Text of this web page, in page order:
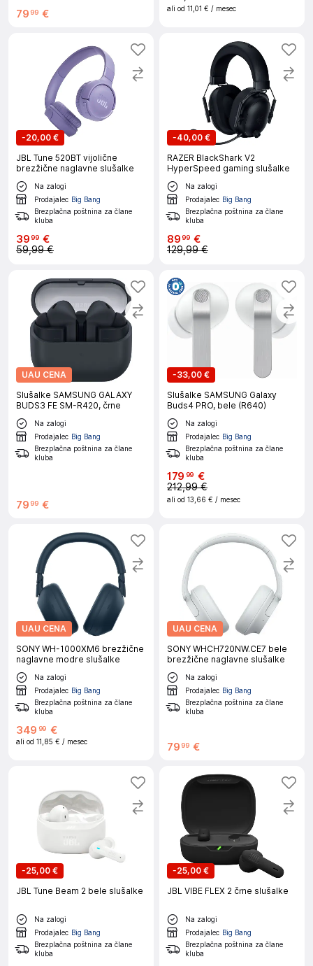
79 99 € ali od 11,01 € / mesec
-20,00 €
JBL Tune 520BT vijolične
brezžične naglavne slušalke
Na zalogi
Prodajalec Big Bang
Brezplačna poštnina za člane
kluba
3999 €
59,99 €
-40,00 €
RAZER BlackShark V2
HyperSpeed gaming slušalke
Na zalogi
Prodajalec Big Bang
Brezplačna poštnina za člane
kluba
8999 €
129,99 €
UAU CENA
Slušalke SAMSUNG GALAXY
BUDS3 FE SM-R420, črne
Na zalogi
Prodajalec Big Bang
Brezplačna poštnina za člane
kluba
79 99 €
-33,00 €
Slušalke SAMSUNG Galaxy
Buds4 PRO, bele (R640)
Na zalogi
Prodajalec Big Bang
Brezplačna poštnina za člane
kluba
179 99 €
212,99 €
ali od 13,66 € / mesec
UAU CENA
SONY WH-1000XM6 brezžične
naglavne modre slušalke
Na zalogi
Prodajalec Big Bang
Brezplačna poštnina za člane
kluba
349 99 €
ali od 11,85 € / mesec
UAU CENA
SONY WHCH720NW.CE7 bele
brezžične naglavne slušalke
Na zalogi
Prodajalec Big Bang
Brezplačna poštnina za člane
kluba
79 99 €
-25,00 €
JBL Tune Beam 2 bele slušalke
Na zalogi
Prodajalec Big Bang
Brezplačna poštnina za člane
kluba
-25,00 €
JBL VIBE FLEX 2 črne slušalke
Na zalogi
Prodajalec Big Bang
Brezplačna poštnina za člane
kluba